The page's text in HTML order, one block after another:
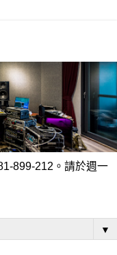
899-212。請於週一
▼